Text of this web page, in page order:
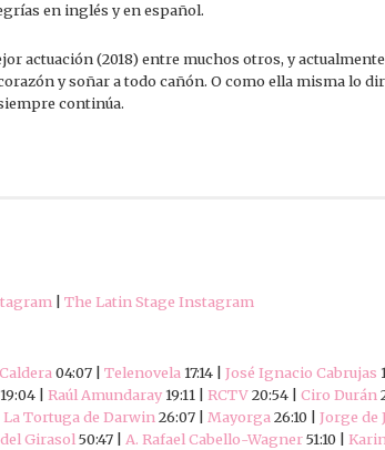
en inglés y en español.
actuación (2018) entre muchos otros, y
y soñar a todo cañón. O como ella misma lo
continúa.
The Latin Stage Instagram
04:07 | Telenovela 17:14 | José Ignacio Cabrujas
19:04 | Raúl Amundaray 19:11 | RCTV20:54 | Ciro Durán
La Tortuga de Darwin26:07 | Mayorga26:10 | Jorge de
Girasol50:47 | A. Rafael Cabello-Wagner51:10 |